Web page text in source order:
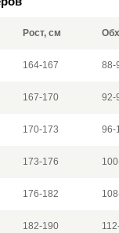
Рост, см
164-167 88-
167-170 92-
170-173 96-
173-176
176-182
182-190